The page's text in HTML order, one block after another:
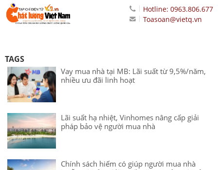
Hotline: 0963.806.677
Toasoan@vietq.vn
TAGS
Vay mua nhà tại MB: Lãi suất từ 9,5%/năm,
nhiều ưu đãi linh hoạt
Lãi suất hạ nhiệt, Vinhomes nâng cấp giải
pháp bảo vệ người mua nhà
Chính sách hiếm có giúp người mua nhà